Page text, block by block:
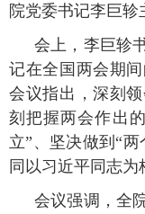
院党委书记李巨轸
会上，李巨轸
记在全国两会期
会议指出，深刻
刻把握两会作出
立”、坚决做到“
同以习近平同志为
会议强调，全